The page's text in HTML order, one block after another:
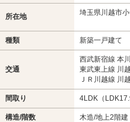
所在地 埼玉県川越市
種類 新築一戸建て
交通
西武新宿線 本
東武東上線 川
ＪＲ川越線 川
間取り 4LDK（
構造/階数 木造/地上2階建